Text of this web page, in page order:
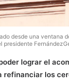
desde una ventana
presidente Fernández
lograr el
refinanciar los